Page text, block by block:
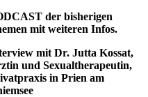
der bisherigen
mit weiteren Infos.
mit Dr. Jutta Kossat,
und Sexualtherapeutin,
in Prien am